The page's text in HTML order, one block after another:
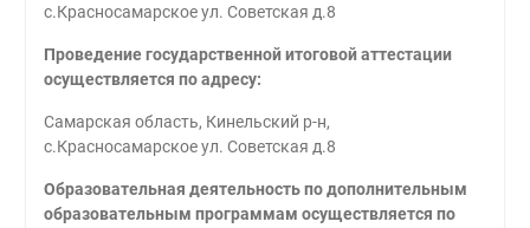
с.Красносамарское ул. Советская д.8
Проведение государственной итоговой аттестации
осуществляется по адресу:
Самарская область, Кинельский р-н,
с.Красносамарское ул. Советская д.8
Образовательная деятельность по дополнительным
образовательным программам осуществляется по